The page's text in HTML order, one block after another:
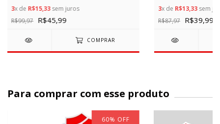
TCG BOOSTER CARTAS TRIPLE
3x de R$15,33sem juros
R$99,97 R$45,99
COMPRAR
GARDEVOIR EX
3x de R$13,33sem
R$87,97
R$39,99
Para comprar com esse produto
60% OFF